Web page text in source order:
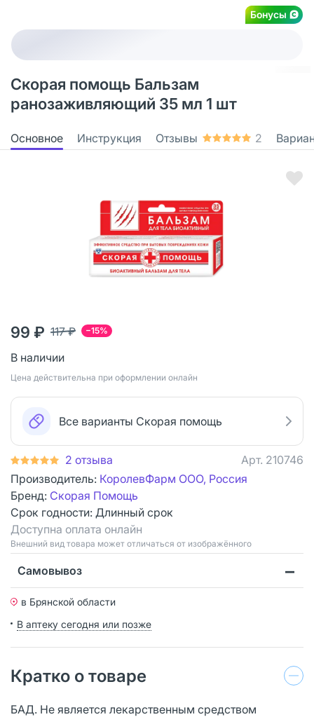
Бонусы
Скорая помощь Бальзам
ранозаживляющий 35 мл 1 шт
Основное Инструкция Отзывы 2
−15%
117 ₽
99 ₽
В наличии
Цена действительна при оформлении онлайн
Все варианты Скорая помощь
2 отзыва Арт. 210746
Производитель: КоролевФарм ООО, Россия
Бренд: Скорая Помощь
Срок годности: Длинный срок
Доступна оплата онлайн
Bнешний вид товара может отличаться от изображённого
Самовывоз
в Брянской области
В аптеку сегодня или позже
Кратко о товаре
БАД. Не является лекарственным средством